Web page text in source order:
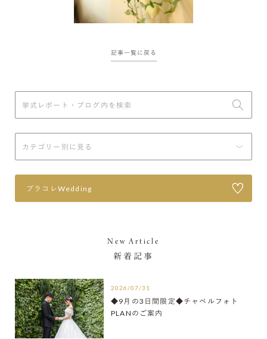
記事一覧に戻る
プラコレWedding
New Article
新着記事
2026/07/31
◆9月の3日間限定◆チャペルフォト
PLANのご案内